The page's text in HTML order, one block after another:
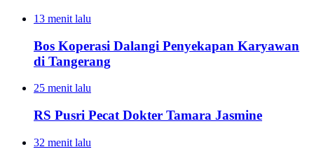
13 menit lalu
Bos Koperasi Dalangi Penyekapan Karyawan
di Tangerang
25 menit lalu
RS Pusri Pecat Dokter Tamara Jasmine
32 menit lalu